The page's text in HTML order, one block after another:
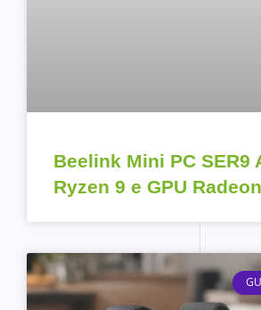
Beelink Mini PC SER9
Ryzen 9 e GPU